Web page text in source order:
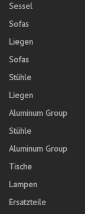
Sessel
Sofas
Liegen
Sofas
Stühle
Liegen
Aluminum Group
Stühle
Aluminum Group
Tische
Lampen
Ersatzteile